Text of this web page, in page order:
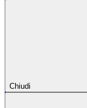
Chiudi